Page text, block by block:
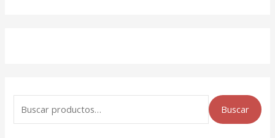
Buscar